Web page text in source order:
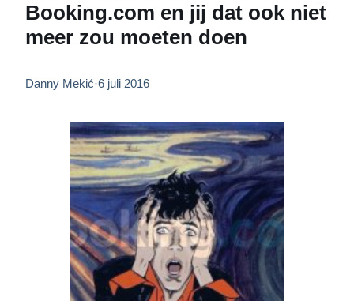
Booking.com en jij dat ook niet
meer zou moeten doen
Danny Mekić·6 juli 2016